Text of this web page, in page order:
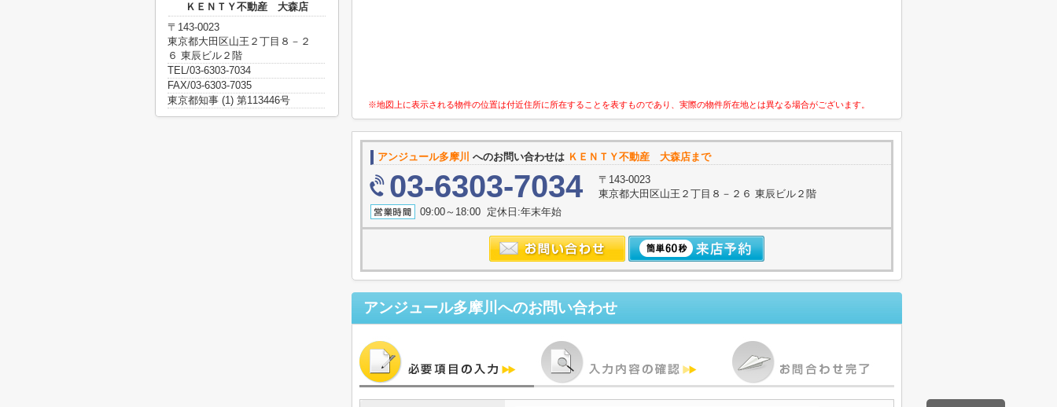
※地図上に表示される物件の位置は付近住所に所在することを表すものであり、実際の物件所在地とは異なる場合がございます。
アンジュール多摩川 へのお問い合わせは ＫＥＮＴＹ不動産 大森店まで
03-6303-7034
〒143-0023
東京都大田区山王２丁目８－２６ 東辰ビル２階
09:00～18:00 定休日:年末年始
アンジュール多摩川 へのお問い合わせ
ＫＥＮＴＹ不動産 大森店
〒143-0023
東京都大田区山王２丁目８－２
６ 東辰ビル２階
TEL/03-6303-7034
FAX/03-6303-7035
東京都知事 (1) 第113446号